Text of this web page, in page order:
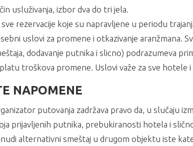
usluživanja, izbor dva do tri jela.
sve rezervacije koje su napravljene u periodu
uslovi za promene i otkazivanje aranžmana.
dodavanje putnika i slicno) podrazumeva
troškova promene. Uslovi važe za sve hotele i
NAPOMENE
putovanja zadržava pravo da, u slučaju
prijavljenih putnika, prebukiranosti hotela i
alternativni smeštaj u drugom objektu iste